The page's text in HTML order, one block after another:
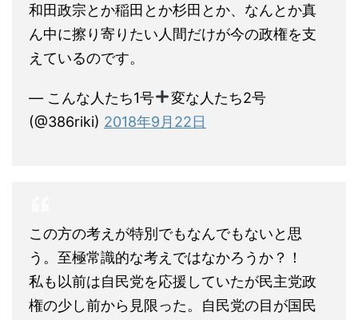
和田政宗とか稲田とか杉田とか、なんとか真
ん中に擦り寄りたい人間だけが今の政権を支
えているのです。
— こんな人たち1号
変な人たち2号
(@386riki) 2018年9月22日
この方の考えが特別でもなんでもないと思
う。至極常識的な考えではなかろうか？！
私も以前は自民党を応援していたが民主党政
権の少し前から見限った。自民党の目が国民